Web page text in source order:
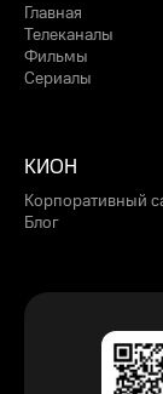
Главная
Телеканалы
Фильмы
Сериалы
КИОН
Корпоративный
Блог